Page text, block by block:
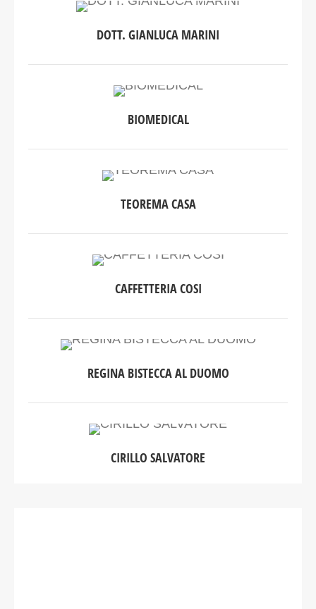
DOTT. GIANLUCA MARINI
BIOMEDICAL
TEOREMA CASA
CAFFETTERIA COSI
REGINA BISTECCA AL DUOMO
CIRILLO SALVATORE